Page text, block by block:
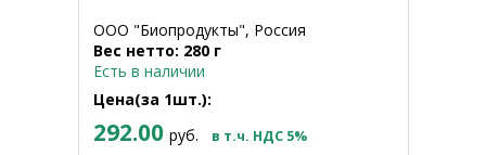
ООО "Биопродукты", Россия
Вес нетто: 280 г
Есть в наличии
Цена(за 1шт.):
292.00 руб. в т.ч. НДС 5%